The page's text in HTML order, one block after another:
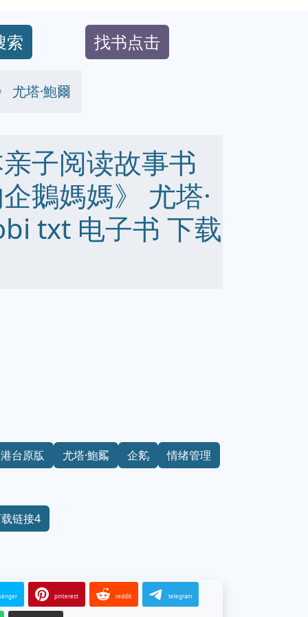
索 找书点击
尤塔·鮑爾
子阅读故事书
鵝媽媽》 尤塔·
txt 电子书 下载
港台原版 尤塔·鮑爾 企鹅 情绪管理
链接4
pinterest reddit telegram